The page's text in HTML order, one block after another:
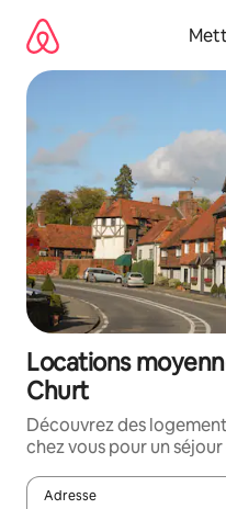
directement
contenu
Locations
Churt
Découvrez des
chez vous pour un
Adresse